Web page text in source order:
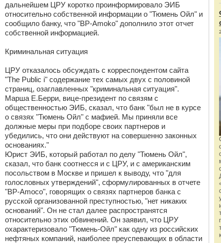
дальнейшем ЦРУ коротко проинформировало ЭИБ
относительно собственной информации о "Тюмень Ойл" и
сообщило банку, что "BP-Amoko" дополнило этот отчет
собственной информацией.
Криминальная ситуация
ЦРУ отказалось обсуждать с корреспондентом сайта
"The Public i" содержание тех самых двух с половиной
страниц, озаглавленных "криминальная ситуация".
Марша Е.Берри, вице-президент по связям с
общественностью ЭИБ, сказал, что банк "был не в курсе
о связях "Тюмень Ойл" с мафией. Мы приняли все
должные меры при подборе своих партнеров и
убедились, что они действуют на совершенно законных
основаниях."
Юрист ЭИБ, который работал по делу "Тюмень Ойл",
сказал, что банк соотнесся и с ЦРУ, и с американским
посольством в Москве и пришел к выводу, что "для
голословных утверждений", сформулированных в отчете
"BP-Amoco", говорящих о связях партнеров банка с
русской организованной преступностью, "нет никаких
оснований". Он не стал далее распространятся
относительно этих обвинений. Он заявил, что ЦРУ
охарактеризовало "Тюмень-Ойл" как одну из российских
нефтяных компаний, наиболее преуспевающих в области